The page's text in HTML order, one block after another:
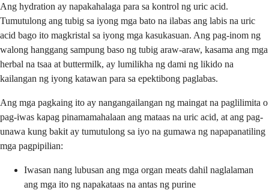
Ang hydration ay napakahalaga para sa kontrol ng uric acid.
Tumutulong ang tubig sa iyong mga bato na ilabas ang labis na uric
acid bago ito magkristal sa iyong mga kasukasuan. Ang pag-inom ng
walong hanggang sampung baso ng tubig araw-araw, kasama ang mga
herbal na tsaa at buttermilk, ay lumilikha ng dami ng likido na
kailangan ng iyong katawan para sa epektibong paglabas.
Ang mga pagkaing ito ay nangangailangan ng maingat na paglilimita o
pag-iwas kapag pinamamahalaan ang mataas na uric acid, at ang pag-
unawa kung bakit ay tumutulong sa iyo na gumawa ng napapanatiling
mga pagpipilian:
Iwasan nang lubusan ang mga organ meats dahil naglalaman
ang mga ito ng napakataas na antas ng purine